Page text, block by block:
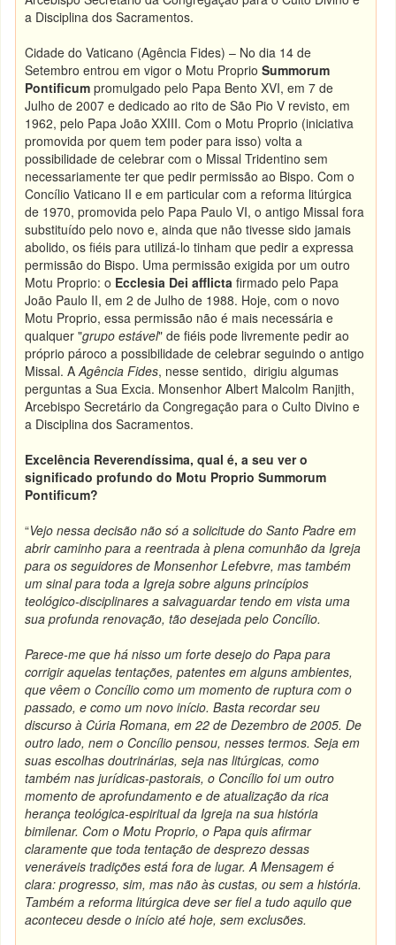
a Disciplina dos Sacramentos.
Cidade do Vaticano (Agência Fides) – No dia 14 de
Setembro entrou em vigor o Motu ProprioSummorum
Pontificum promulgado pelo Papa Bento XVI, em 7 de
Julho de 2007 e dedicado ao rito de São Pio V revisto, em
1962, pelo Papa João XXIII. Com o Motu Proprio (iniciativa
promovida por quem tem poder para isso) volta a
possibilidade de celebrar com o Missal Tridentino sem
necessariamente ter que pedir permissão ao Bispo. Com o
Concílio Vaticano II e em particular com a reforma litúrgica
de 1970, promovida pelo Papa Paulo VI, o antigo Missal fora
substituído pelo novo e, ainda que não tivesse sido jamais
abolido, os fiéis para utilizá-lo tinham que pedir a expressa
permissão do Bispo. Uma permissão exigida por um outro
Motu Proprio: o Ecclesia Dei afflicta firmado pelo Papa
João Paulo II, em 2 de Julho de 1988. Hoje, com o novo
Motu Proprio, essa permissão não é mais necessária e
qualquer "grupo estável" de fiéis pode livremente pedir ao
próprio pároco a possibilidade de celebrar seguindo o antigo
Missal. AAgência Fides, nesse sentido, dirigiu algumas
perguntas a Sua Excia. Monsenhor Albert Malcolm Ranjith,
Arcebispo Secretário da Congregação para o Culto Divino e
a Disciplina dos Sacramentos.
Excelência Reverendíssima, qual é, a seu ver o
significado profundo do Motu Proprio Summorum
Pontificum?
“Vejo nessa decisão não só a solicitude do Santo Padre em
abrir caminho para a reentrada à plena comunhão da Igreja
para os seguidores de Monsenhor Lefebvre, mas também
um sinal para toda a Igreja sobre alguns princípios
teológico-disciplinares a salvaguardar tendo em vista uma
sua profunda renovação, tão desejada pelo Concílio.
Parece-me que há nisso um forte desejo do Papa para
corrigir aquelas tentações, patentes em alguns ambientes,
que vêem o Concílio como um momento de ruptura com o
passado, e como um novo início. Basta recordar seu
discurso à Cúria Romana, em 22 de Dezembro de 2005. De
outro lado, nem o Concílio pensou, nesses termos. Seja em
suas escolhas doutrinárias, seja nas litúrgicas, como
também nas jurídicas-pastorais, o Concílio foi um outro
momento de aprofundamento e de atualização da rica
herança teológica-espiritual da Igreja na sua história
bimilenar. Com o Motu Proprio, o Papa quis afirmar
claramente que toda tentação de desprezo dessas
veneráveis tradições está fora de lugar. A Mensagem é
clara: progresso, sim, mas não às custas, ou sem a história.
Também a reforma litúrgica deve ser fiel a tudo aquilo que
aconteceu desde o início até hoje, sem exclusões.